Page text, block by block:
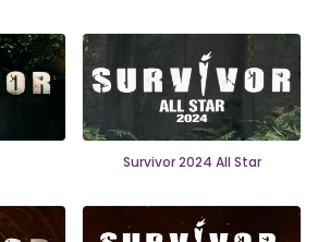
Survivor 2024 All Star